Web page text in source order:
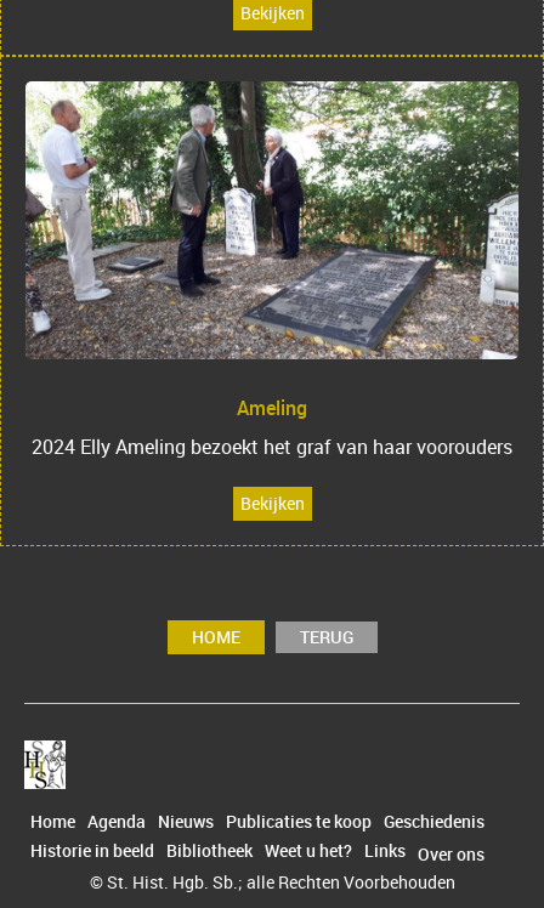
Bekijken
Ameling
2024 Elly Ameling bezoekt het graf van haar voorouders
Bekijken
HOME TERUG
Home Agenda Nieuws Publicaties te koop Geschiedenis
Historie in beeld
Bibliotheek Weet u het? Links Over ons
© St. Hist. Hgb. Sb.; alle Rechten Voorbehouden